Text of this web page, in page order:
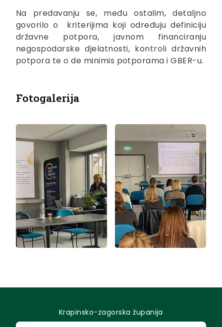
Na predavanju se, među ostalim, detaljno
govorilo o kriterijima koji određuju definiciju
državne potpora, javnom financiranju
negospodarske djelatnosti, kontroli državnih
potpora te o de minimis potporama i GBER-u.
Fotogalerija
Krapinsko-zagorska županija